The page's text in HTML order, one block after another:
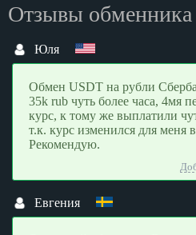
Отзывы обменника
Юля
Обмен USDT на рубли
35k rub чуть более часа, 4мя
курс, к тому же выплатили
т.к. курс изменился для меня
Рекомендую.
Евгения